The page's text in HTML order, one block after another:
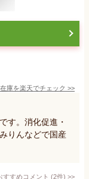
庫を楽天でチェック >>
す。消化促進・
りんなどで国産
すすめコメント (2件) >